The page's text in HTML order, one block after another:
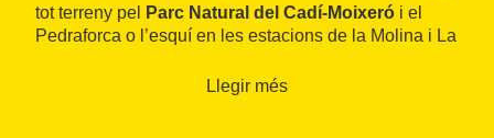
tot terreny pel
Parc Natural del Cadí-Moixeró i el
Pedraforca o l’esquí en les estacions de la Molina i La
Llegir més